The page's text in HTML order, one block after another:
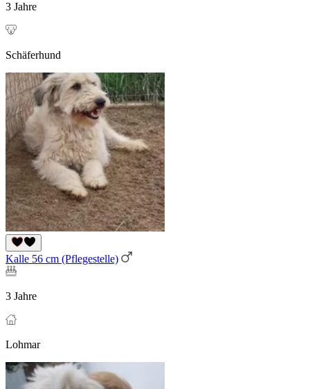
3 Jahre
Schäferhund
Kalle 56 cm (Pflegestelle)
3 Jahre
Lohmar